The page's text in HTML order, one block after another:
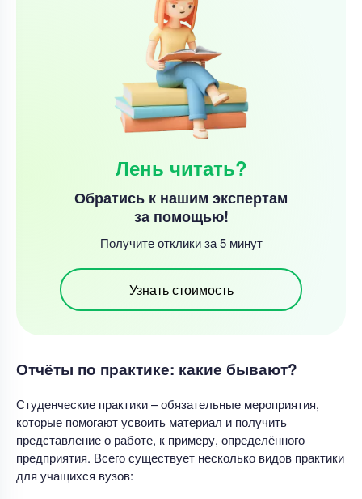
Лень читать?
Обратись к нашим экспертам
за помощью!
Получите отклики за 5 минут
Узнать стоимость
Отчёты по практике: какие бывают?
Студенческие практики – обязательные мероприятия,
которые помогают усвоить материал и получить
представление о работе, к примеру, определённого
предприятия. Всего существует несколько видов практики
для учащихся вузов: